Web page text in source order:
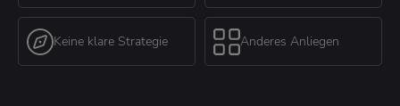
Keine klare Strategie Anderes Anliegen